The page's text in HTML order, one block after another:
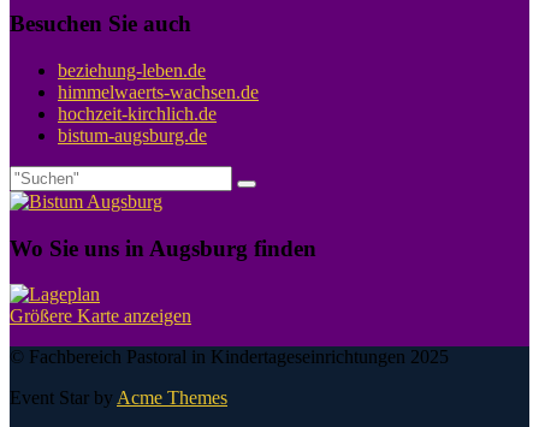
Besuchen Sie auch
beziehung-leben.de
himmelwaerts-wachsen.de
hochzeit-kirchlich.de
bistum-augsburg.de
Wo Sie uns in Augsburg finden
Größere Karte anzeigen
© Fachbereich Pastoral in Kindertageseinrichtungen 2025
Event Star by Acme Themes